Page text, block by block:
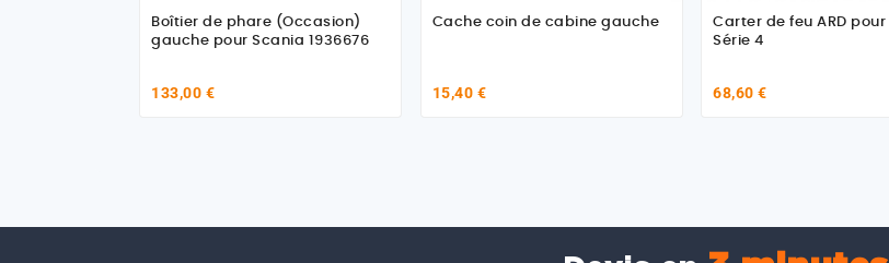
Boîtier de phare (Occasion)
gauche pour Scania 1936676
133,00 €
Cache coin de cabine gauche
15,40 €
Carter de feu ARD pour Scania
Série 4
68,60 €